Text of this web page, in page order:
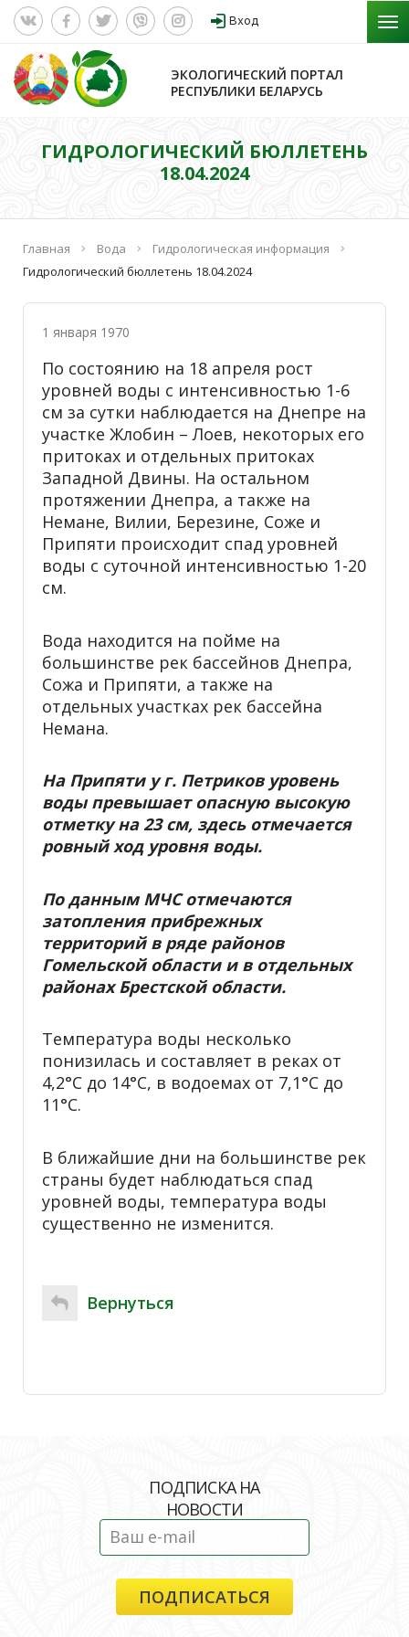
Вход
ЭКОЛОГИЧЕСКИЙ ПОРТАЛ
РЕСПУБЛИКИ БЕЛАРУСЬ
ГИДРОЛОГИЧЕСКИЙ БЮЛЛЕТЕНЬ
18.04.2024
Главная Вода
Гидрологическая информация
Гидрологический бюллетень 18.04.2024
1 января 1970
По состоянию на 18 апреля рост
уровней воды с интенсивностью 1-6
см за сутки наблюдается на Днепре на
участке Жлобин – Лоев, некоторых его
притоках и отдельных притоках
Западной Двины. На остальном
протяжении Днепра, а также на
Немане, Вилии, Березине, Соже и
Припяти происходит спад уровней
воды с суточной интенсивностью 1-20
см.
Вода находится на пойме на
большинстве рек бассейнов Днепра,
Сожа и Припяти, а также на
отдельных участках рек бассейна
Немана.
На Припяти у г. Петриков уровень
воды превышает опасную высокую
отметку на 23 см, здесь отмечается
ровный ход уровня воды.
По данным МЧС отмечаются
затопления прибрежных
территорий в ряде районов
Гомельской области и в отдельных
районах Брестской области.
Температура воды несколько
понизилась и составляет в реках от
4,2°С до 14°С, в водоемах от 7,1°С до
11°С.
В ближайшие дни на большинстве рек
страны будет наблюдаться спад
уровней воды, температура воды
существенно не изменится.
Вернуться
ПОДПИСКА НА
НОВОСТИ